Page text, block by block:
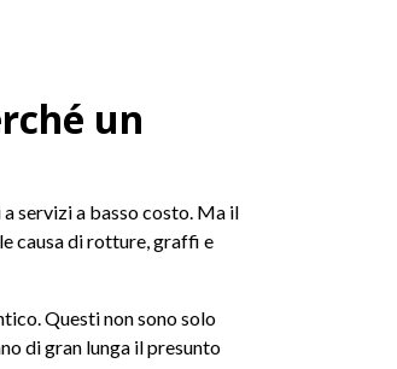
un
servizi a basso costo. Ma il
causa di rotture, graffi e
Questi non sono solo
di gran lunga il presunto